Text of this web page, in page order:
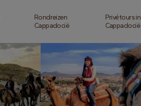
Rondreizen
Cappadocië
Privétours in
Cappadocië